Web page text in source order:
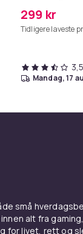
299 kr
Tidligere laveste
3,5
mandag, 17
små
alt fra
for livet, rett og